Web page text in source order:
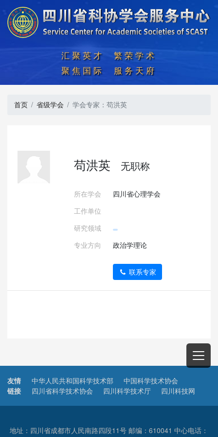
汇聚英才  繁荣学术
聚焦国际  服务天府
首页 省级学会 学会专家：苟洪英
苟洪英 无职称
所在学会
四川省心理学会
工作单位
研究领域
专业方向
政治学理论
联系专家
友情
链接
中华人民共和国科学技术部
中国科学技术协会
四川省科学技术协会
四川科学技术厅 四川科技网
地址：四川省成都市人民南路四段11号 邮编：610041 中心电话：